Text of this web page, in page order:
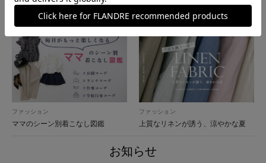
ファッション
秋色夏素材-New release for Autumn 2026
ファッション
ママのシーン別着こなし図鑑
ファッション
上質なリネンが誘う、涼やかな夏
お知らせ